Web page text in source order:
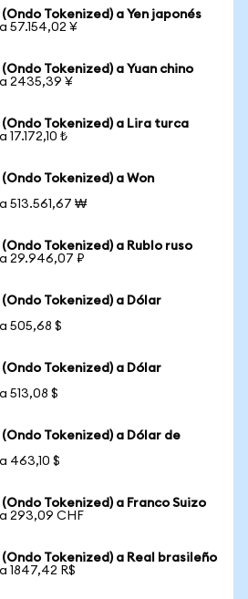
Tokenized) a Yen japonés
57.154,02 ¥
Tokenized) a Yuan chino
2435,39 ¥
Tokenized) a Lira turca
17.172,10 ₺
Tokenized) a Won
513.561,67 ₩
Tokenized) a Rublo ruso
29.946,07 ₽
Tokenized) a Dólar
505,68 $
Tokenized) a Dólar
513,08 $
Tokenized) a Dólar de
463,10 $
Tokenized) a Franco Suizo
293,09 CHF
Tokenized) a Real brasileño
1847,42 R$